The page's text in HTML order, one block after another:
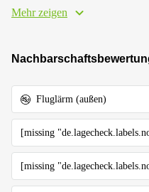
Mehr zeigen
Fluglärm (außen)
[missing
[missing